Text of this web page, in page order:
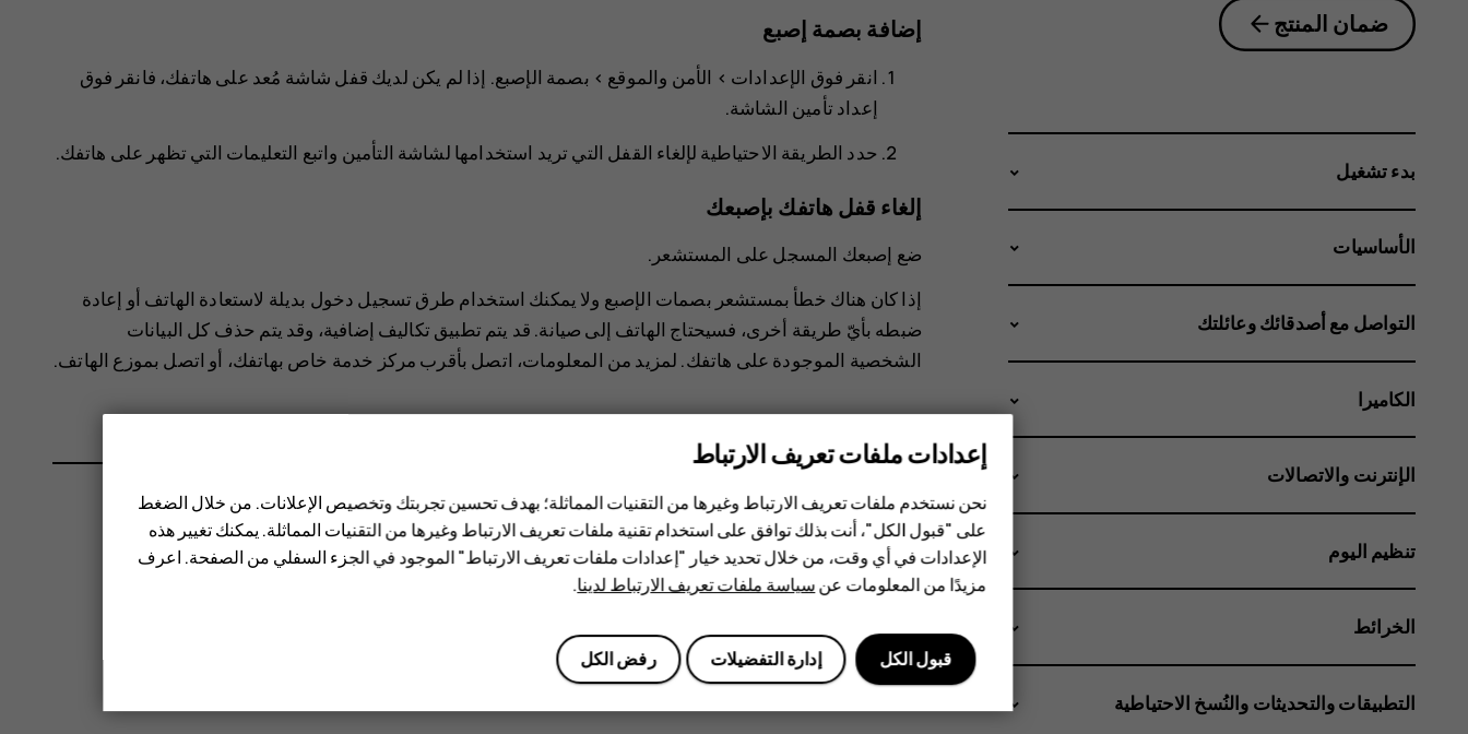
إضافة بصمة إصبع
انقر فوق الإعدادات > الأمن والموقع > بصمة الإصبع. إذا لم يكن لديك قفل شاشة مُعد على هاتفك، فانقر فوق
إعداد تأمين الشاشة.
حدد الطريقة الاحتياطية لإلغاء القفل التي تريد استخدامها لشاشة التأمين واتبع التعليمات التي تظهر على هاتفك.
إلغاء قفل هاتفك بإصبعك
ضع إصبعك المسجل على المستشعر.
إذا كان هناك خطأ بمستشعر بصمات الإصبع ولا يمكنك استخدام طرق تسجيل دخول بديلة لاستعادة الهاتف أو إعادة
ضبطه بأيّ طريقة أخرى، فسيحتاج الهاتف إلى صيانة.‬ قد يتم تطبيق تكاليف إضافية، وقد يتم حذف كل البيانات
الشخصية الموجودة على هاتفك. لمزيد من المعلومات، اتصل بأقرب مركز خدمة خاص بهاتفك، أو اتصل بموزع الهاتف.
هل وجدت هذه المعلومات مفيدة؟
ضمان المنتج
بدء تشغيل
الأساسيات
التواصل مع أصدقائك وعائلتك
الكاميرا
الإنترنت والاتصالات
تنظيم اليوم
الخرائط
التطبيقات والتحديثات والنُسخ الاحتياطية
إعدادات ملفات تعريف الارتباط
نحن نستخدم ملفات تعريف الارتباط وغيرها من التقنيات المماثلة؛ بهدف تحسين تجربتك وتخصيص الإعلانات. من خلال الضغط
على "قبول الكل"، أنت بذلك توافق على استخدام تقنية ملفات تعريف الارتباط وغيرها من التقنيات المماثلة. يمكنك تغيير هذه
الإعدادات في أي وقت، من خلال تحديد خيار "إعدادات ملفات تعريف الارتباط" الموجود في الجزء السفلي من الصفحة. اعرف
مزيدًا من المعلومات عنسياسة ملفات تعريف الارتباط لدينا.
رفض الكل إدارة التفضيلات قبول الكل